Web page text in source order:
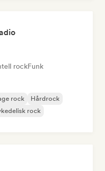
rockFunk
rock
Hårdrock
rock